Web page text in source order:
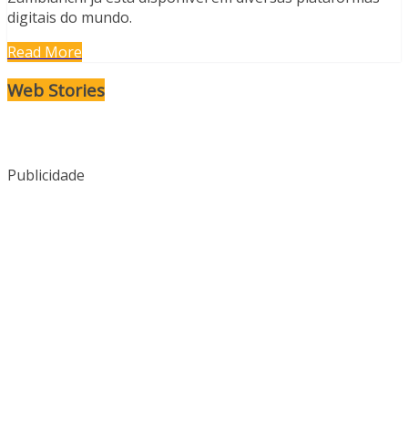
digitais do mundo.
Read More
Web Stories
Kelly Clarkson
expõe
American Idol
Publicidade